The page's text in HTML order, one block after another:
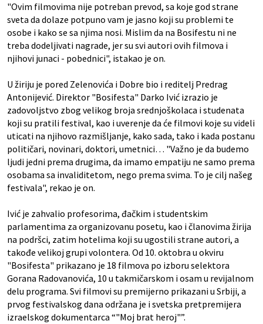
"Ovim filmovima nije potreban prevod, sa koje god strane
sveta da dolaze potpuno vam je jasno koji su problemi te
osobe i kako se sa njima nosi. Mislim da na Bosifestu ni ne
treba dodeljivati nagrade, jer su svi autori ovih filmova i
njihovi junaci - pobednici", istakao je on.
U žiriju je pored Zelenovića i Dobre bio i reditelj Predrag
Antonijević. Direktor "Bosifesta" Darko Ivić izrazio je
zadovoljstvo zbog velikog broja srednjoškolaca i studenata
koji su pratili festival, kao i uverenje da će filmovi koje su videli
uticati na njihovo razmišljanje, kako sada, tako i kada postanu
političari, novinari, doktori, umetnici… "Važno je da budemo
ljudi jedni prema drugima, da imamo empatiju ne samo prema
osobama sa invaliditetom, nego prema svima. To je cilj našeg
festivala", rekao je on.
Ivić je zahvalio profesorima, đačkim i studentskim
parlamentima za organizovanu posetu, kao i članovima žirija
na podršci, zatim hotelima koji su ugostili strane autori, a
takođe velikoj grupi volontera. Od 10. oktobra u okviru
"Bosifesta" prikazano je 18 filmova po izboru selektora
Gorana Radovanovića, 10 u takmičarskom i osam u revijalnom
delu programa. Svi filmovi su premijerno prikazani u Srbiji, a
prvog festivalskog dana održana je i svetska pretpremijera
izraelskog dokumentarca “"Moj brat heroj"”.